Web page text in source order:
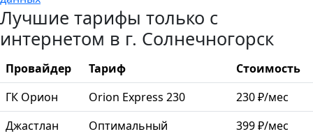
Лучшие тарифы только с
интернетом в г. Солнечногорск
Провайдер Тариф
Стоимость
ГК Орион
Orion Express 230
230 ₽/мес
Джастлан
Оптимальный
399 ₽/мес